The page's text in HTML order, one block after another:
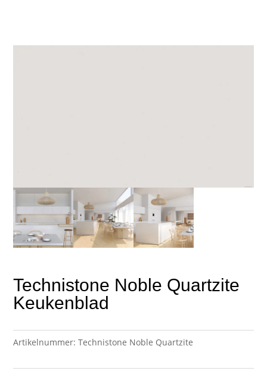
Technistone Noble Quartzite
Keukenblad
Artikelnummer: Technistone Noble Quartzite